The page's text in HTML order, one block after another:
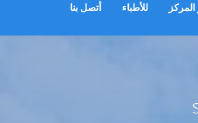
للأطباء أتصل بنا